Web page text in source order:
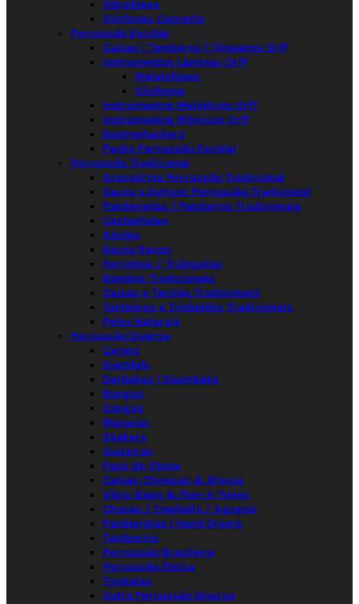
Vibrafones
Xilofones Concerto
Percussão Escolar
Caixas | Tambores | Tímpanos Orff
Instrumentos Lâminas Orff
Metalofones
Xilofones
Instrumentos Melódicos Orff
Instrumentos Rítmicos Orff
Boomwhackers
Packs Percussão Escolar
Percussão Tradicional
Acessórios Percussão Tradicional
Sacos e Estojos Percussão Tradicional
Pandeiretas / Pandeiros Tradicionais
Castanholas
Adufes
Recos Recos
Ferrinhos / Triângulos
Bombos Tradicionais
Caixas e Tarolas Tradicionais
Tambores e Timbalões Tradicionais
Peles Naturais
Percussão Diversa
Cajons
Djembés
Darbukas | Doumbeks
Bongos
Congas
Maracas
Shakers
Guizeiras
Paus de Chuva
Caixas Chinesas & Blocos
Vibra Slaps & Flex-A-Tones
Chocas / Cowbells / Agogos
Pandeiretas | Hand Drums
Tamborins
Percussão Brasileira
Percussão Étnica
Timbalas
Outra Percussão Diversa